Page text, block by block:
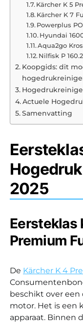
Kärcher K 5
Kärcher K 7
Powerplus
Hyundai
Aqua2go
Nilfisk P
Koopgids: dit
Actuele
Samenvatting
2025
Eersteklas
Premium
De Kärcher K 4
beschikt over
motor. Het is een
apparaat. Binnen